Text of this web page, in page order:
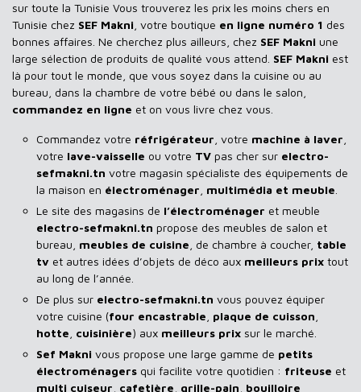
sur toute la Tunisie Vous trouverez les prix les moins chers en
Tunisie chez SEF Makni, votre boutique en ligne numéro 1 des
bonnes affaires. Ne cherchez plus ailleurs, chez SEF Makni une
large sélection de produits de qualité vous attend. SEF Makni est
là pour tout le monde, que vous soyez dans la cuisine ou au
bureau, dans la chambre de votre bébé ou dans le salon,
commandez en ligne et on vous livre chez vous.
Commandez votre réfrigérateur, votre machine à laver,
votre lave-vaisselle ou votre TV pas cher sur electro-
sefmakni.tn votre magasin spécialiste des équipements de
la maison en électroménager, multimédia et meuble.
Le site des magasins de l’électroménager et meuble
electro-sefmakni.tn propose des meubles de salon et
bureau, meubles de cuisine, de chambre à coucher, table
tv et autres idées d’objets de déco aux meilleurs prix tout
au long de l’année.
De plus sur electro-sefmakni.tn vous pouvez équiper
votre cuisine (four encastrable, plaque de cuisson,
hotte, cuisinière) aux meilleurs prix sur le marché.
Sef Makni vous propose une large gamme de petits
électroménagers qui facilite votre quotidien : friteuse et
multi cuiseur, cafetière, grille-pain, bouilloire